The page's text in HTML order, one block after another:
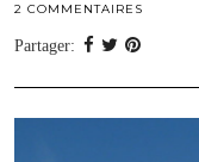
2 COMMENTAIRES
Partager: